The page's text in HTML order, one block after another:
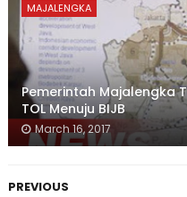
MAJALENGKA
Pemerintah Majalengka
TOL Menuju BIJB
March 16, 2017
PREVIOUS